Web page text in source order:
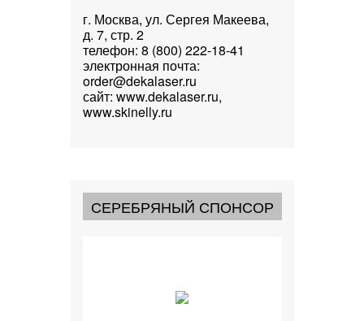
г. Москва, ул. Сергея Макеева,
д. 7, стр. 2
телефон: 8 (800) 222-18-41
электронная почта:
order@dekalaser.ru
сайт: www.dekalaser.ru,
www.skinelly.ru
СЕРЕБРЯНЫЙ СПОНСОР